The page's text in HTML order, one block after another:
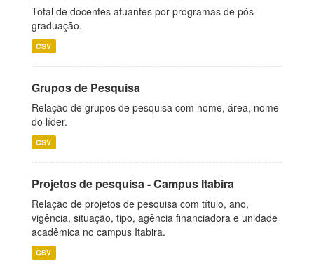
Total de docentes atuantes por programas de pós-
graduação.
CSV
Grupos de Pesquisa
Relação de grupos de pesquisa com nome, área, nome
do líder.
CSV
Projetos de pesquisa - Campus Itabira
Relação de projetos de pesquisa com título, ano,
vigência, situação, tipo, agência financiadora e unidade
acadêmica no campus Itabira.
CSV